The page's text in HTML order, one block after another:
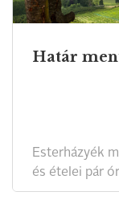
Határ
Esterházyék
és ételei pár